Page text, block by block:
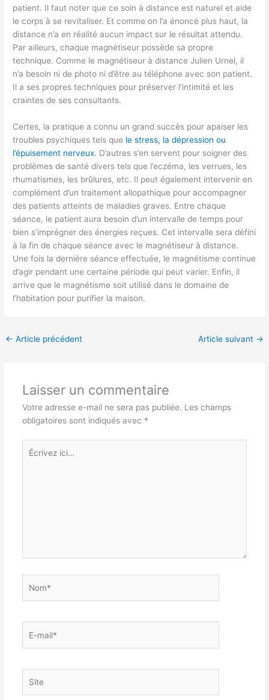
patient. Il faut noter que ce soin à distance est naturel et aide
le corps à se revitaliser. Et comme on l’a énoncé plus haut, la
distance n’a en réalité aucun impact sur le résultat attendu.
Par ailleurs, chaque magnétiseur possède sa propre
technique. Comme le magnétiseur à distance Julien Urnel, il
n’a besoin ni de photo ni d’être au téléphone avec son patient.
Il a ses propres techniques pour préserver l’intimité et les
craintes de ses consultants.
Certes, la pratique a connu un grand succès pour apaiser les
troubles psychiques tels que le stress, la dépression ou
l’épuisement nerveux. D’autres s’en servent pour soigner des
problèmes de santé divers tels que l’eczéma, les verrues, les
rhumatismes, les brûlures, etc. Il peut également intervenir en
complément d’un traitement allopathique pour accompagner
des patients atteints de maladies graves. Entre chaque
séance, le patient aura besoin d’un intervalle de temps pour
bien s’imprégner des énergies reçues. Cet intervalle sera défini
à la fin de chaque séance avec le magnétiseur à distance.
Une fois la dernière séance effectuée, le magnétisme continue
d’agir pendant une certaine période qui peut varier. Enfin, il
arrive que le magnétisme soit utilisé dans le domaine de
l’habitation pour purifier la maison.
← Article précédent Article suivant →
Laisser un commentaire
Votre adresse e-mail ne sera pas publiée. Les champs
obligatoires sont indiqués avec *
Écrivez
ici…
mail*